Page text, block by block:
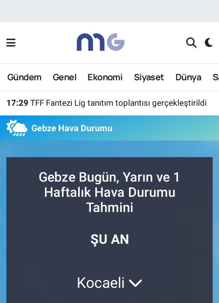
Gündem Genel Ekonomi Siyaset Dünya
17:29 TFF Fantezi Lig tanıtım toplantısı gerçekleştirildi
Gebze Hava Durumu
Gebze Bugün, Yarın ve 1
Haftalık Hava Durumu
Tahmini
ŞU AN
Kocaeli
Nöbetçi Eczaneler
Hava Durumu
Son Dakika Haberleri